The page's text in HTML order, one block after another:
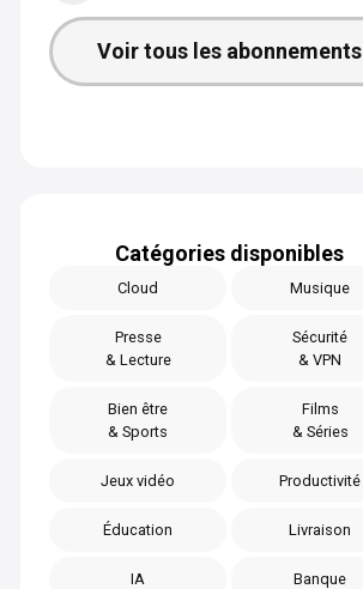
Voir tous les abonnements
Catégories disponibles
Cloud Musique
Presse
& Lecture
Sécurité
& VPN
Bien être
& Sports
Films
& Séries
Jeux vidéo Productivité
Éducation Livraison
IA Banque